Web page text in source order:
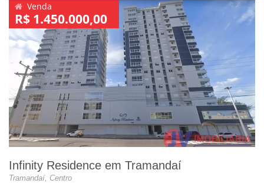
Venda
R$ 1.450.000,00
Infinity Residence em Tramandaí
Tramandaí, Centro